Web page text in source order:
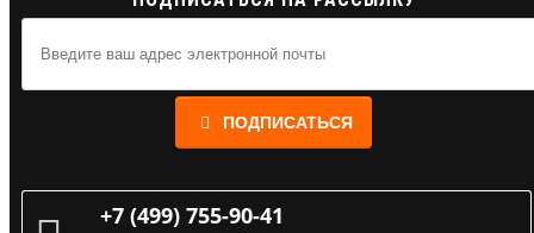
ПОДПИСАТЬСЯ
+7 (499) 755-90-41